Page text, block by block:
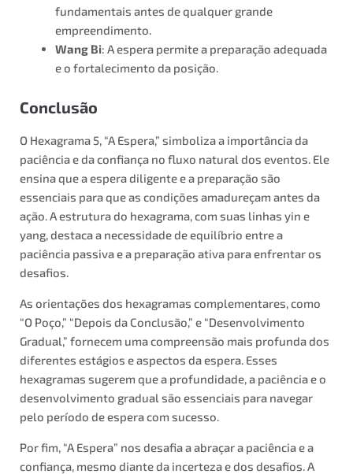
fundamentais antes de qualquer grande
empreendimento.
Wang Bi: A espera permite a preparação adequada
e o fortalecimento da posição.
Conclusão
O Hexagrama 5, “A Espera,” simboliza a importância da
paciência e da confiança no fluxo natural dos eventos. Ele
ensina que a espera diligente e a preparação são
essenciais para que as condições amadureçam antes da
ação. A estrutura do hexagrama, com suas linhas yin e
yang, destaca a necessidade de equilíbrio entre a
paciência passiva e a preparação ativa para enfrentar os
desafios.
As orientações dos hexagramas complementares, como
“O Poço,” “Depois da Conclusão,” e “Desenvolvimento
Gradual,” fornecem uma compreensão mais profunda dos
diferentes estágios e aspectos da espera. Esses
hexagramas sugerem que a profundidade, a paciência e o
desenvolvimento gradual são essenciais para navegar
pelo período de espera com sucesso.
Por fim, “A Espera” nos desafia a abraçar a paciência e a
confiança, mesmo diante da incerteza e dos desafios. A